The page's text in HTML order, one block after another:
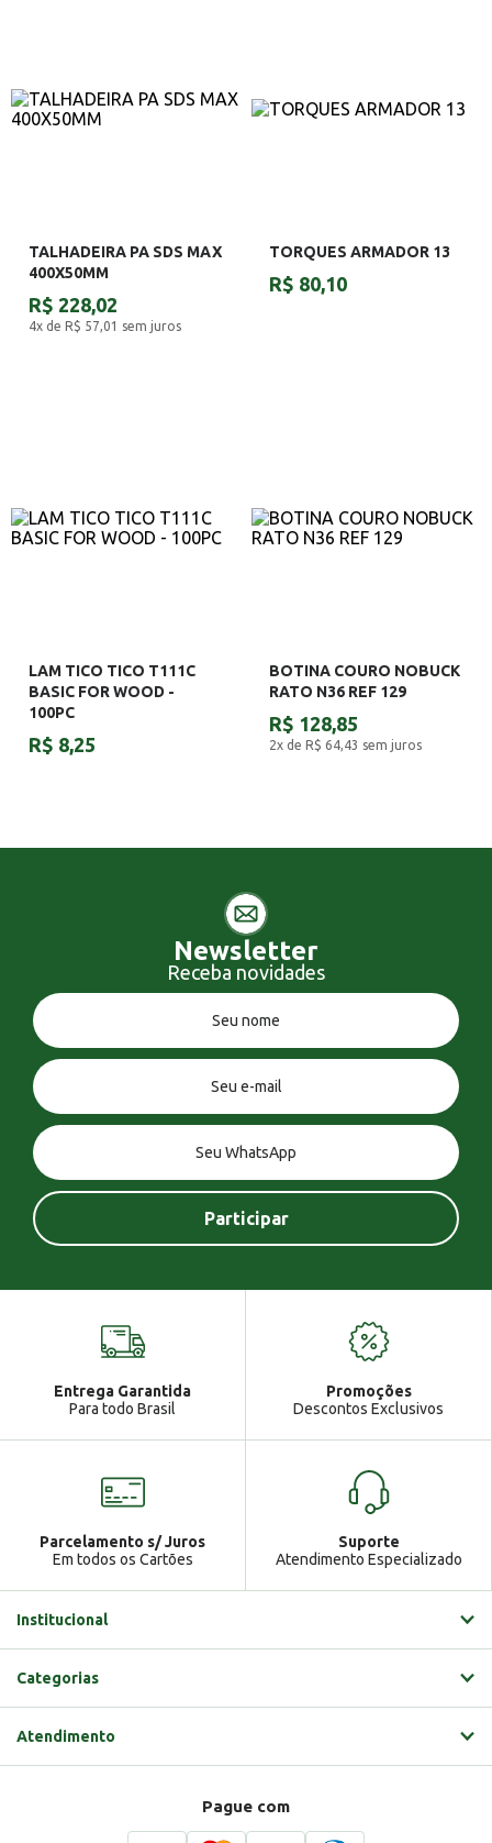
TALHADEIRA PA SDS MAX
400X50MM
R$ 228,02
4x de R$ 57,01 sem juros
TORQUES ARMADOR 13
R$ 80,10
LAM TICO TICO T111C
BASIC FOR WOOD -
100PC
R$ 8,25
BOTINA COURO NOBUCK
RATO N36 REF 129
R$ 128,85
2x de R$ 64,43 sem juros
Newsletter
Receba novidades
Entrega Garantida
Para todo Brasil
Promoções
Descontos Exclusivos
Parcelamento s/ Juros
Em todos os Cartões
Suporte
Atendimento Especializado
Institucional
Categorias
Atendimento
Pague com
Você tem uma mensagem!
Ga Atendimento
Gabrielle